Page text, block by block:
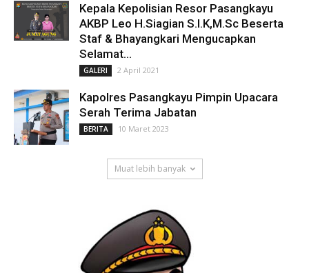
Kepala Kepolisian Resor Pasangkayu
AKBP Leo H.Siagian S.I.K,M.Sc Beserta
Staf & Bhayangkari Mengucapkan
Selamat...
GALERI 2 April 2021
Kapolres Pasangkayu Pimpin Upacara
Serah Terima Jabatan
BERITA 10 Maret 2023
Muat lebih banyak